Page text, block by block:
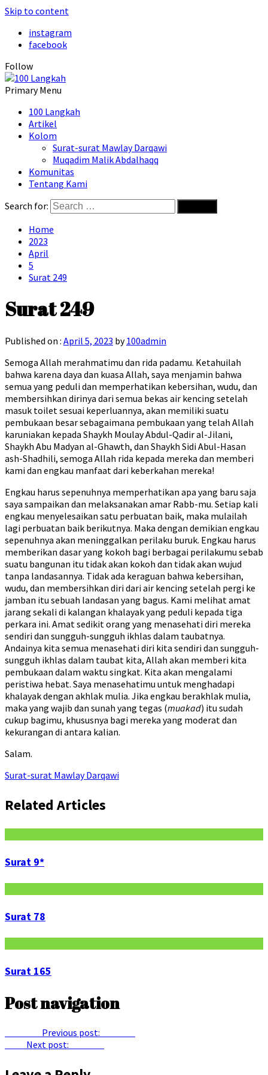
Skip to content
instagram
facebook
Follow
Primary Menu
100 Langkah
Artikel
Kolom
Surat-surat Mawlay Darqawi
Muqadim Malik Abdalhaqq
Komunitas
Tentang Kami
Search for:
Home
2023
April
5
Surat 249
Surat 249
Published on : April 5, 2023 by100admin
Semoga Allah merahmatimu dan rida padamu. Ketahuilah
bahwa karena daya dan kuasa Allah, saya menjamin bahwa
semua yang peduli dan memperhatikan kebersihan, wudu, dan
membersihkan dirinya dari semua bekas air kencing setelah
masuk toilet sesuai keperluannya, akan memiliki suatu
pembukaan besar sebagaimana pembukaan yang telah Allah
karuniakan kepada Shaykh Moulay Abdul-Qadir al-Jilani,
Shaykh Abu Madyan al-Ghawth, dan Shaykh Sidi Abul-Hasan
ash-Shadhili, semoga Allah rida kepada mereka dan memberi
kami dan engkau manfaat dari keberkahan mereka!
Engkau harus sepenuhnya memperhatikan apa yang baru saja
saya sampaikan dan melaksanakan amar Rabb-mu. Setiap kali
engkau menyelesaikan satu perbuatan baik, maka mulailah
lagi perbuatan baik berikutnya. Maka dengan demikian engkau
sepenuhnya akan meninggalkan perilaku buruk. Engkau harus
memberikan dasar yang kokoh bagi berbagai perilakumu sebab
suatu bangunan itu tidak akan kokoh dan tidak akan wujud
tanpa landasannya. Tidak ada keraguan bahwa kebersihan,
wudu, dan membersihkan diri dari air kencing setelah pergi ke
jamban itu sebuah landasan yang bagus. Kami melihat amat
jarang sekali di kalangan khalayak yang peduli kepada tiga
perkara ini. Amat sedikit orang yang menasehati diri mereka
sendiri dan sungguh-sungguh ikhlas dalam taubatnya.
Andainya kita semua menasehati diri kita sendiri dan sungguh-
sungguh ikhlas dalam taubat kita, Allah akan memberi kita
pembukaan dalam waktu singkat. Kita akan mengalami
peristiwa hebat. Saya menasehatimu untuk menghadapi
khalayak dengan akhlak mulia. Jika engkau berakhlak mulia,
maka yang wajib dan sunah yang tegas (muakad) itu sudah
cukup bagimu, khususnya bagi mereka yang moderat dan
kekurangan di antara kalian.
Salam.
Surat-surat Mawlay Darqawi
Related Articles
Surat 9*
Surat 78
Surat 165
Post navigation
Previous post:
Next post: